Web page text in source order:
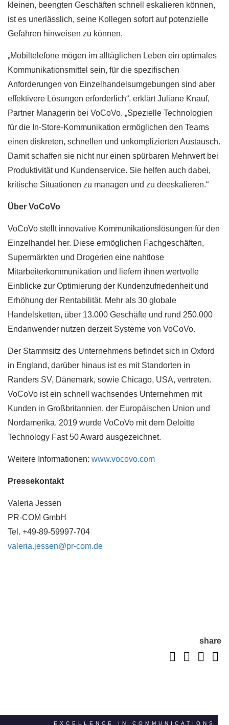
kleinen, beengten Geschäften schnell eskalieren können,
ist es unerlässlich, seine Kollegen sofort auf potenzielle
Gefahren hinweisen zu können.
„Mobiltelefone mögen im alltäglichen Leben ein optimales
Kommunikationsmittel sein, für die spezifischen
Anforderungen von Einzelhandelsumgebungen sind aber
effektivere Lösungen erforderlich“, erklärt Juliane Knauf,
Partner Managerin bei VoCoVo. „Spezielle Technologien
für die In-Store-Kommunikation ermöglichen den Teams
einen diskreten, schnellen und unkomplizierten Austausch.
Damit schaffen sie nicht nur einen spürbaren Mehrwert bei
Produktivität und Kundenservice. Sie helfen auch dabei,
kritische Situationen zu managen und zu deeskalieren.“
Über VoCoVo
VoCoVo stellt innovative Kommunikationslösungen für den
Einzelhandel her. Diese ermöglichen Fachgeschäften,
Supermärkten und Drogerien eine nahtlose
Mitarbeiterkommunikation und liefern ihnen wertvolle
Einblicke zur Optimierung der Kundenzufriedenheit und
Erhöhung der Rentabilität. Mehr als 30 globale
Handelsketten, über 13.000 Geschäfte und rund 250.000
Endanwender nutzen derzeit Systeme von VoCoVo.
Der Stammsitz des Unternehmens befindet sich in Oxford
in England, darüber hinaus ist es mit Standorten in
Randers SV, Dänemark, sowie Chicago, USA, vertreten.
VoCoVo ist ein schnell wachsendes Unternehmen mit
Kunden in Großbritannien, der Europäischen Union und
Nordamerika. 2019 wurde VoCoVo mit dem Deloitte
Technology Fast 50 Award ausgezeichnet.
Weitere Informationen: www.vocovo.com
Pressekontakt​
Valeria Jessen
PR-COM GmbH
Tel. +49-89-59997-704
valeria.jessen@pr-com.de
share
EXCELLENCE IN COMMUNICATIONS